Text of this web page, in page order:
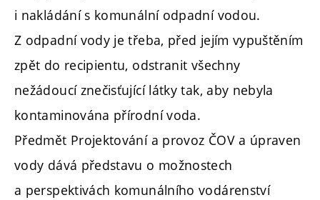
i nakládání s komunální odpadní vodou.
Z odpadní vody je třeba, před jejím vypuštěním
zpět do recipientu, odstranit všechny
nežádoucí znečisťující látky tak, aby nebyla
kontaminována přírodní voda.
Předmět Projektování a provoz ČOV a úpraven
vody dává představu o možnostech
a perspektivách komunálního vodárenství